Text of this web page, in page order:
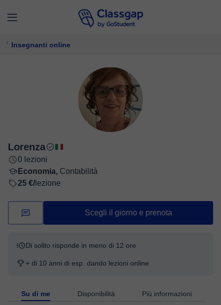
Insegnanti online
Lorenza
0 lezioni
Economia, Contabilità
25 €/ lezione
Scegli il giorno e prenota
Di solito risponde in meno di 12 ore
+ di 10 anni di esp. dando lezioni online
Su di me Disponibilità Più informazioni